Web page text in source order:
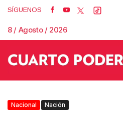
SÍGUENOS
8 / Agosto / 2026
Nacional Nación